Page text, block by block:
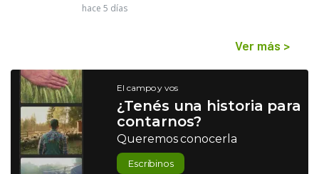
hace 5 días
Ver más >
El campo y vos
¿Tenés una historia para
contarnos?
Queremos conocerla
Escribinos